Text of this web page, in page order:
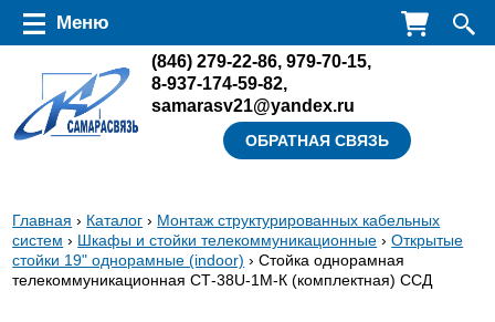
Перейти к основному содержанию
(846) 279-22-86,979-70-15,
8-937-174-59-82,
samarasv21@yandex.ru
ОБРАТНАЯ СВЯЗЬ
Меню
Вы
здесь
Главная › Каталог › Монтаж структурированных кабельных
систем › Шкафы и стойки телекоммуникационные ›Открытые
стойки 19" однорамные (indoor) › Стойка однорамная
телекоммуникационная СТ-38U-1М-К (комплектная) ССД